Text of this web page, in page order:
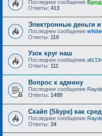
Последнее сообщение
Ответы: 413
Электронные деньги
Последнее сообщение
Ответы: 110
Узок круг наш
Последнее сообщение
Ответы: 111
Вопрос к админу
Последнее сообщение
Ответы: 1499
Скайп (Skype) как
Последнее сообщение
Ответы: 34